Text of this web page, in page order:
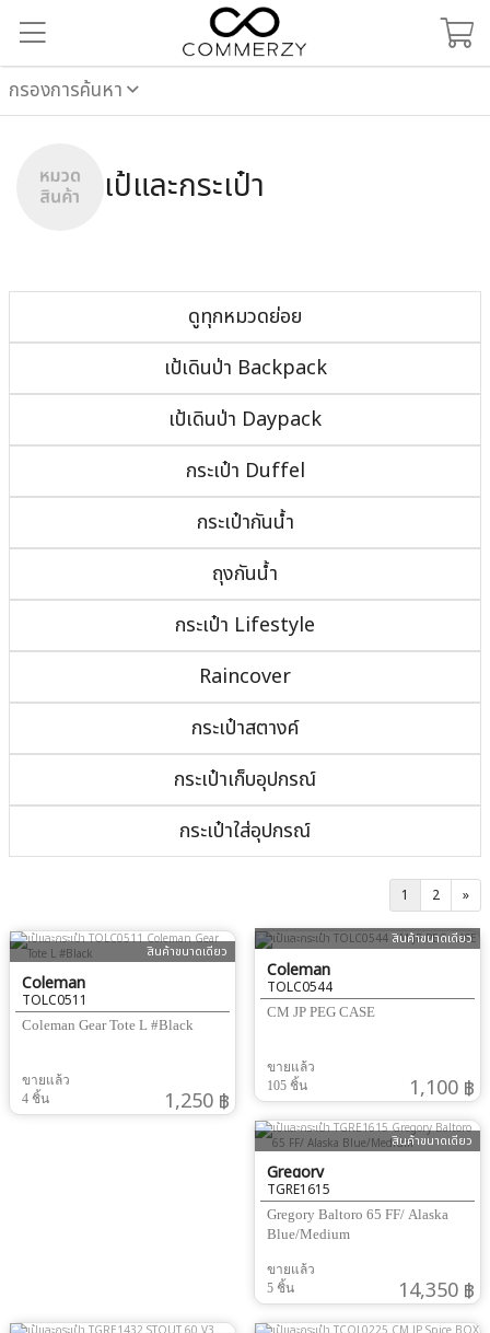
กรองการค้นหา
เป้และกระเป๋า
ดูทุกหมวดย่อย
เป้เดินป่า Backpack
เป้เดินป่า Daypack
กระเป๋า Duffel
กระเป๋ากันน้ำ
ถุงกันน้ำ
กระเป๋า Lifestyle
Raincover
กระเป๋าสตางค์
กระเป๋าเก็บอุปกรณ์
กระเป๋าใส่อุปกรณ์
1 2 »
สินค้าขนาดเดียว
Coleman
TOLC0511
Coleman Gear Tote L #Black
ขายแล้ว
4 ชิ้น
1,250 ฿
สินค้าขนาดเดียว
Coleman
TOLC0544
CM JP PEG CASE
ขายแล้ว
105 ชิ้น
1,100 ฿
สินค้าขนาดเดียว
Gregory
TGRE1615
Gregory Baltoro 65 FF/ Alaska
Blue/Medium
ขายแล้ว
5 ชิ้น
14,350 ฿